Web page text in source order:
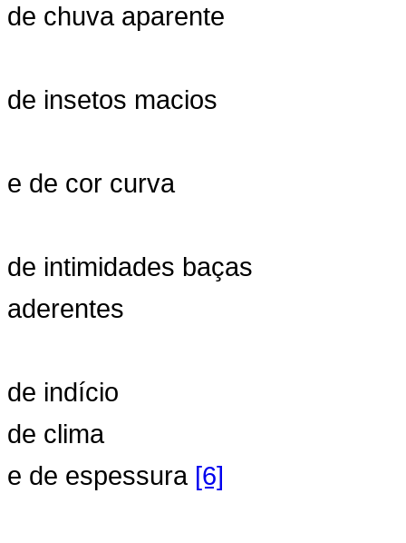
de chuva aparente
de insetos macios
e de cor curva
de intimidades baças
aderentes
de indício
de clima
e de espessura [6]